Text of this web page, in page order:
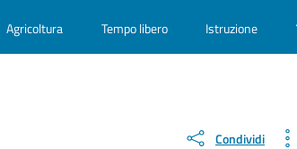
Agricoltura Tempo libero Istruzione
Condividi